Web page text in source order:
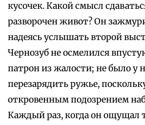
кусочек. Какой смысл
разворочен живот? Он
надеясь услышать второй
Чернозуб не осмелился
патрон из жалости; не было у
перезарядить ружье,
откровенным подозрением
Каждый раз, когда он ощущал